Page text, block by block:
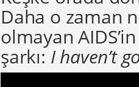
Daha o zaman
olmayan
şarkı:I haven’t